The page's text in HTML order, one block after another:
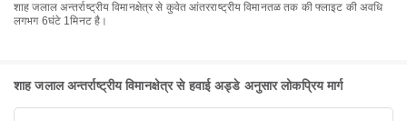
शाह जलाल अन्तर्राष्ट्रीय विमानक्षेत्र से कुवेत आंतरराष्ट्रीय विमानतळ तक की फ्लाइट की अवधि
लगभग 6घंटे 1मिनट है।
शाह जलाल अन्तर्राष्ट्रीय विमानक्षेत्र से हवाई अड्डे अनुसार लोकप्रिय मार्ग